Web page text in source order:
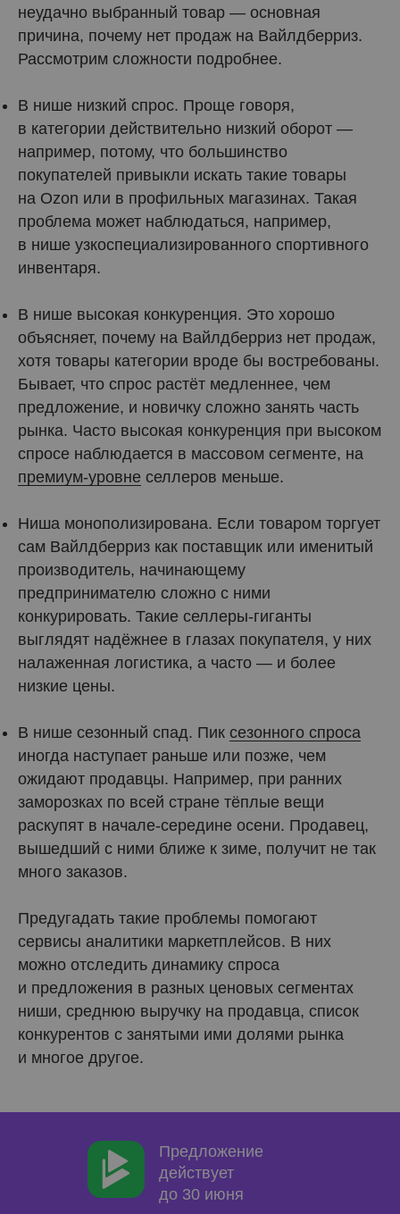
неудачно выбранный товар — основная
причина, почему нет продаж на Вайлдберриз.
Рассмотрим сложности подробнее.
В нише низкий спрос. Проще говоря,
в категории действительно низкий оборот —
например, потому, что большинство
покупателей привыкли искать такие товары
на Ozon или в профильных магазинах. Такая
проблема может наблюдаться, например,
в нише узкоспециализированного спортивного
инвентаря.
В нише высокая конкуренция. Это хорошо
объясняет, почему на Вайлдберриз нет продаж,
хотя товары категории вроде бы востребованы.
Бывает, что спрос растёт медленнее, чем
предложение, и новичку сложно занять часть
рынка. Часто высокая конкуренция при высоком
спросе наблюдается в массовом сегменте, на
премиум-уровне селлеров меньше.
Ниша монополизирована. Если товаром торгует
сам Вайлдберриз как поставщик или именитый
производитель, начинающему
предпринимателю сложно с ними
конкурировать. Такие селлеры-гиганты
выглядят надёжнее в глазах покупателя, у них
налаженная логистика, а часто — и более
низкие цены.
В нише сезонный спад. Пик сезонного спроса
иногда наступает раньше или позже, чем
ожидают продавцы. Например, при ранних
заморозках по всей стране тёплые вещи
раскупят в начале-середине осени. Продавец,
вышедший с ними ближе к зиме, получит не так
много заказов.
Предугадать такие проблемы помогают
сервисы аналитики маркетплейсов. В них
можно отследить динамику спроса
и предложения в разных ценовых сегментах
ниши, среднюю выручку на продавца, список
конкурентов с занятыми ими долями рынка
и многое другое.
Предложение
действует
до 30 июня